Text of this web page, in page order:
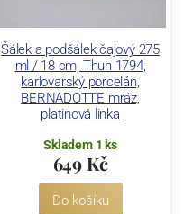
Šálek a podšálek čajový 275
ml / 18 cm, Thun 1794,
karlovarský porcelán,
BERNADOTTE mráz,
platinová linka
Skladem 1 ks
649 Kč
Do košíku